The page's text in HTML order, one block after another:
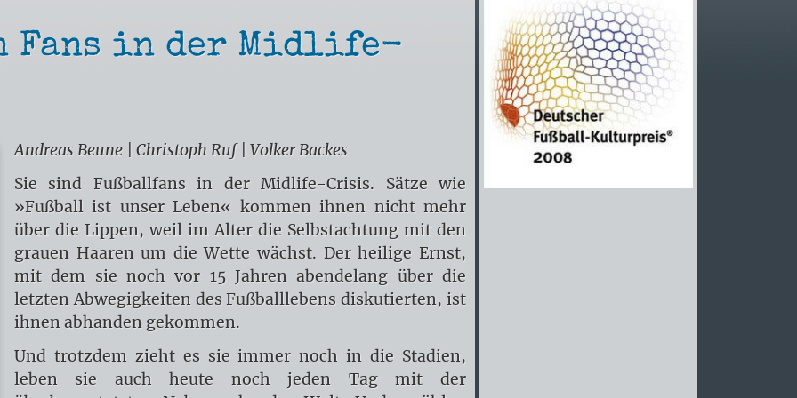
die
doch ein
Verein -
in die
Fans in der Midlife-
Andreas Beune | Christoph Ruf | Volker Backes
Sie sind Fußballfans in der Midlife-Crisis. Sätze wie
»Fußball ist unser Leben« kommen ihnen nicht mehr
über die Lippen, weil im Alter die Selbstachtung mit den
grauen Haaren um die Wette wächst. Der heilige Ernst,
mit dem sie noch vor 15 Jahren abendelang über die
letzten Abwegigkeiten des Fußballlebens diskutierten, ist
ihnen abhanden gekommen.
Und trotzdem zieht es sie immer noch in die Stadien,
leben sie auch heute noch jeden Tag mit der